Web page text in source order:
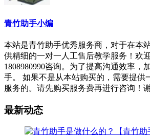
青竹助手小编
本站是青竹助手优秀服务商，对于在本
供精细的一对一人工售后教学服务！欢
1808980990咨询。为了提高沟通效率，
手。 如果不是从本站购买的，需要提供
服务的。请先购买服务费再进行咨询！
最新动态